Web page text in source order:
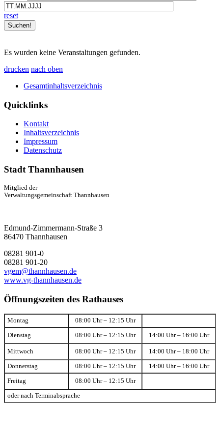
reset
Es wurden keine Veranstaltungen gefunden.
drucken nach oben
Gesamtinhaltsverzeichnis
Quicklinks
Kontakt
Inhaltsverzeichnis
Impressum
Datenschutz
Stadt Thannhausen
Mitglied der
Verwaltungsgemeinschaft Thannhausen
Edmund-Zimmermann-Straße 3
86470 Thannhausen
08281 901-0
08281 901-20
vgem@thannhausen.de
www.vg-thannhausen.de
Öffnungszeiten des Rathauses
Montag 08:00 Uhr – 12:15 Uhr
Dienstag 08:00 Uhr – 12:15 Uhr 14:00 Uhr – 16:00 Uhr
Mittwoch 08:00 Uhr – 12:15 Uhr 14:00 Uhr – 18:00 Uhr
Donnerstag 08:00 Uhr – 12:15 Uhr 14:00 Uhr – 16:00 Uhr
Freitag 08:00 Uhr – 12:15 Uhr
oder nach Terminabsprache